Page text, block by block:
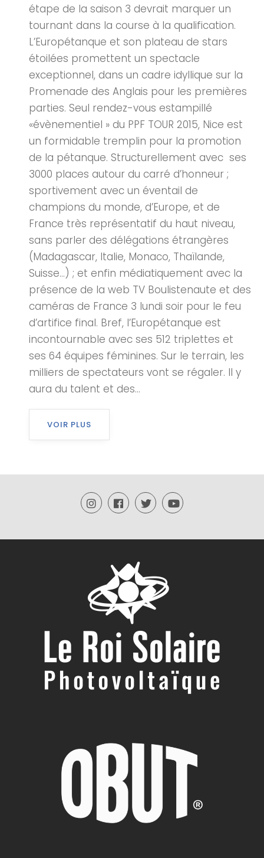
étape de la saison 3 devrait marquer un
tournant dans la course à la qualification.
L’Europétanque et son plateau de stars
étoilées promettent un spectacle
exceptionnel, dans un cadre idyllique sur la
Promenade des Anglais pour les premières
parties. Seul rendez-vous estampillé
«évènementiel » du PPF TOUR 2015, Nice est
un formidable tremplin pour la promotion
de la pétanque. Structurellement avec ses
3000 places autour du carré d’honneur ;
sportivement avec un éventail de
champions du monde, d’Europe, et de
France très représentatif du haut niveau,
sans parler des délégations étrangères
(Madagascar, Italie, Monaco, Thaïlande,
Suisse…) ; et enfin médiatiquement avec la
présence de la web TV Boulistenaute et des
caméras de France 3 lundi soir pour le feu
d’artifice final. Bref, l’Europétanque est
incontournable avec ses 512 triplettes et
ses 64 équipes féminines. Sur le terrain, les
milliers de spectateurs vont se régaler. Il y
aura du talent et des...
VOIR PLUS